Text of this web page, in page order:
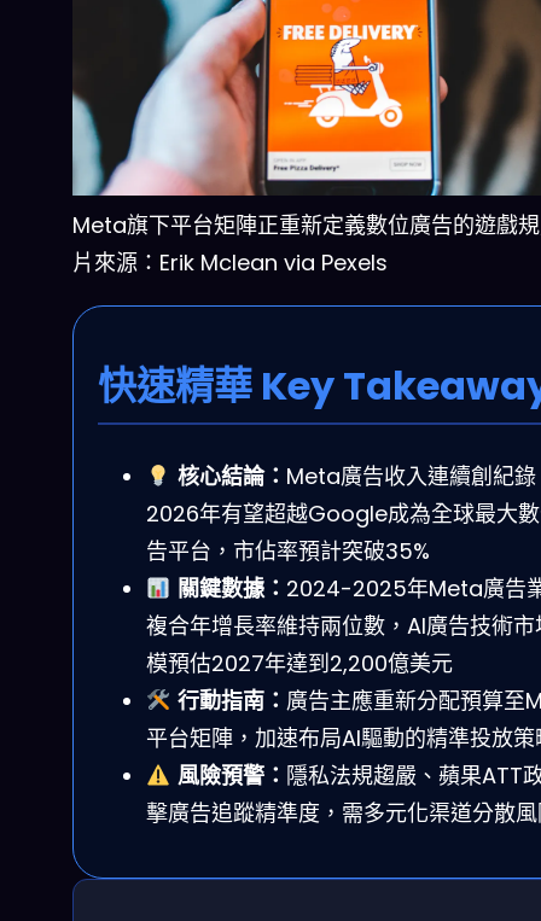
Meta旗下平台矩陣正重新定義數位廣告的遊戲
片來源：Erik Mclean via Pexels
快速精華 Key
核心結論： Meta廣告收入連續創紀錄
2026年有望超越Google成為全球最大
告平台，市佔率預計突破35%
關鍵數據： 2024-2025年Meta廣告
複合年增長率維持兩位數，AI廣告技術市
模預估2027年達到2,200億美元
行動指南： 廣告主應重新分配預算至
平台矩陣，加速布局AI驅動的精準投放策
風險預警： 隱私法規趨嚴、蘋果ATT
擊廣告追蹤精準度，需多元化渠道分散